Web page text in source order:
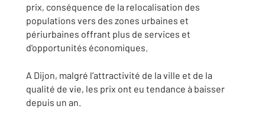
prix, conséquence de la relocalisation des
populations vers des zones urbaines et
périurbaines offrant plus de services et
d'opportunités économiques.
A Dijon, malgré l’attractivité de la ville et de la
qualité de vie, les prix ont eu tendance à baisser
depuis un an.